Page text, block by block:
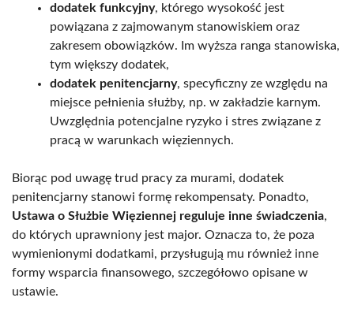
dodatek funkcyjny, którego wysokość jest
powiązana z zajmowanym stanowiskiem oraz
zakresem obowiązków. Im wyższa ranga stanowiska,
tym większy dodatek,
dodatek penitencjarny, specyficzny ze względu na
miejsce pełnienia służby, np. w zakładzie karnym.
Uwzględnia potencjalne ryzyko i stres związane z
pracą w warunkach więziennych.
Biorąc pod uwagę trud pracy za murami, dodatek
penitencjarny stanowi formę rekompensaty. Ponadto,
Ustawa o Służbie Więziennej reguluje inne świadczenia,
do których uprawniony jest major. Oznacza to, że poza
wymienionymi dodatkami, przysługują mu również inne
formy wsparcia finansowego, szczegółowo opisane w
ustawie.